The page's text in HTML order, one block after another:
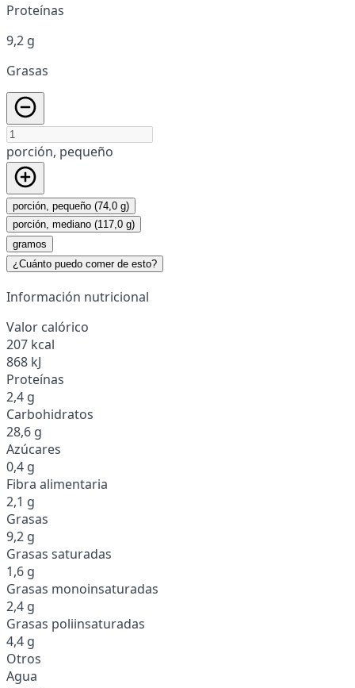
Proteínas
9,2 g
Grasas
porción, pequeño
porción, pequeño (74,0 g)
porción, mediano (117,0 g)
gramos
¿Cuánto puedo comer de esto?
Información nutricional
Valor calórico
207 kcal
868 kJ
Proteínas
2,4 g
Carbohidratos
28,6 g
Azúcares
0,4 g
Fibra alimentaria
2,1 g
Grasas
9,2 g
Grasas saturadas
1,6 g
Grasas monoinsaturadas
2,4 g
Grasas poliinsaturadas
4,4 g
Otros
Agua